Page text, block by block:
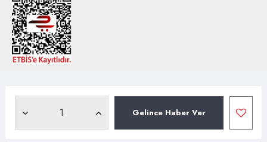
Gelince Haber Ver